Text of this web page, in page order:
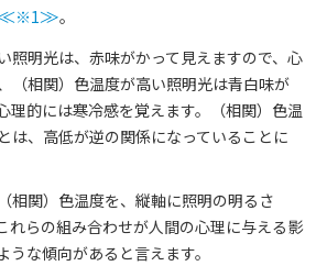
※1≫。
照明光は、赤味がかって見えますので、心
（相関）色温度が高い照明光は青白味が
理的には寒冷感を覚えます。（相関）色温
は、高低が逆の関係になっていることに
相関）色温度を、縦軸に照明の明るさ
れらの組み合わせが人間の心理に与える影
な傾向があると言えます。